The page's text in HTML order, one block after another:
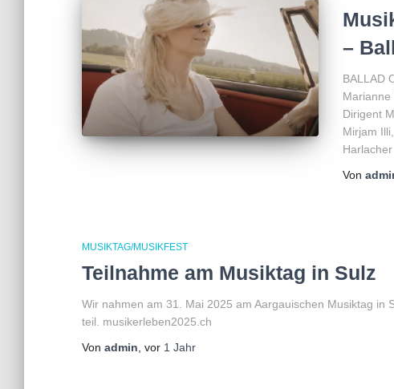
–
BALLAD
Marianne
Dirigent
Mirjam
Von
MUSIKTAG/MUSIKFEST
Teilnahme am Musiktag in Sulz
Wir nahmen am 31. Mai 2025 am Aargauischen Musiktag in
teil. musikerleben2025.ch
Von admin , vor 1 Jahr